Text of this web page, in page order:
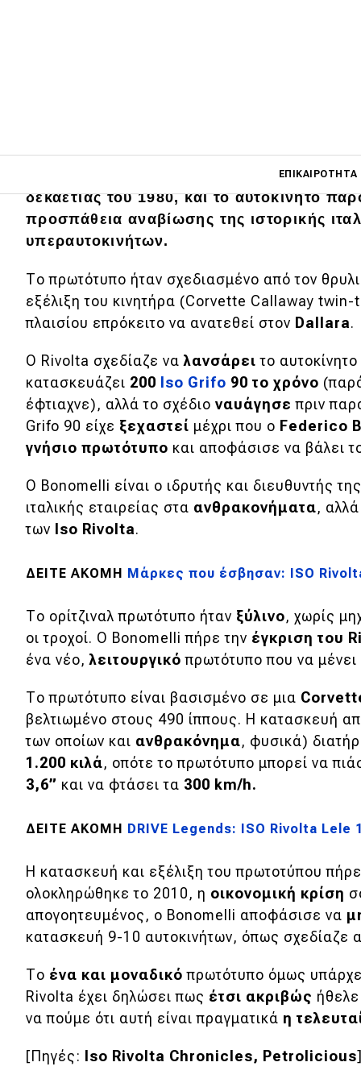
ΕΠΙΚΑΙΡΌΤΗΤΑ
Main navigation
Επικαιρότητα
Νέα μοντέλα
Πρωτότυπα
Ελλάδα
Κόσμος
Τεχνολογία
Ασφάλεια
Αγορά
Απόψεις
Test Drive
Αποστολή
Συγκρίνουμε
Αγώνες
Formula 1
WRC
Motorsport
Eco
Νέα
Τεχνολογία
Mobility
Σταθμοί φόρτισης
Classic
Rivolta συνέλαβε την ιδέα τηςIso
δεκαετίας του 1980, και το αυτοκίνητο
προσπάθεια αναβίωσης της ιστορικής
υπεραυτοκινήτων.
Το πρωτότυπο ήταν σχεδιασμένο από τον
εξέλιξη του κινητήρα (Corvette Callaway
πλαισίου επρόκειτο να ανατεθεί στον Dallara.
O Rivolta σχεδίαζε να λανσάρει το
κατασκευάζει 200 Iso Grifo 90 το χρόνο
έφτιαχνε), αλλά το σχέδιο ναυάγησε πριν
Grifo 90 είχε ξεχαστεί μέχρι που ο Federico
γνήσιο πρωτότυπο και αποφάσισε να βάλει
Ο Bonomelli είναι ο ιδρυτής και διευθυντής της
ιταλικής εταιρείας στα ανθρακονήματα,
των Iso Rivolta.
ΔΕΙΤΕ ΑΚΟΜΗ Μάρκες που έσβησαν: ISO
Το ορίτζιναλ πρωτότυπο ήταν ξύλινο, χωρίς
οι τροχοί. Ο Bonomelli πήρε την έγκριση του
ένα νέο, λειτουργικό πρωτότυπο που να μένει
Το πρωτότυπο είναι βασισμένο σε μια
βελτιωμένο στους 490 ίππους. Η κατασκευή
των οποίων και ανθρακόνημα, φυσικά)
1.200 κιλά, οπότε το πρωτότυπο μπορεί να
3,6” και να φτάσει τα 300 km/h.
ΔΕΙΤΕ ΑΚΟΜΗ DRIVE Legends: ISO Rivolta Lele
Η κατασκευή και εξέλιξη του πρωτοτύπου πήρε
ολοκληρώθηκε το 2010, η οικονομική κρίση
απογοητευμένος, ο Bonomelli αποφάσισε να
κατασκευή 9-10 αυτοκινήτων, όπως σχεδίαζε
Το ένα και μοναδικό πρωτότυπο όμως
Rivolta έχει δηλώσει πως έτσι ακριβώς
να πούμε ότι αυτή είναι πραγματικά η
[Πηγές: Iso Rivolta Chronicles, Petrolicious]